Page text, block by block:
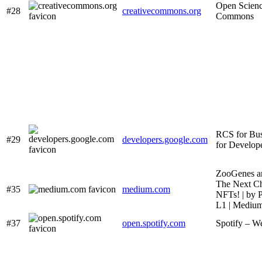
#28 creativecommons.org
Open
Commons
#29 developers.google.com
RCS for
for
#35 medium.com
ZooGenes
The Next
NFTs! | by
L1 |
#37
open.spotify.com Spotify –